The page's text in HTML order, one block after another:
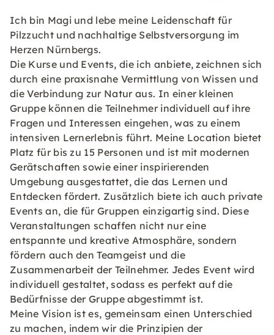
Ich bin Magi und lebe meine Leidenschaft für
Pilzzucht und nachhaltige Selbstversorgung im
Herzen Nürnbergs.
Die Kurse und Events, die ich anbiete, zeichnen sich
durch eine praxisnahe Vermittlung von Wissen und
die Verbindung zur Natur aus. In einer kleinen
Gruppe können die Teilnehmer individuell auf ihre
Fragen und Interessen eingehen, was zu einem
intensiven Lernerlebnis führt. Meine Location bietet
Platz für bis zu 15 Personen und ist mit modernen
Gerätschaften sowie einer inspirierenden
Umgebung ausgestattet, die das Lernen und
Entdecken fördert. Zusätzlich biete ich auch private
Events an, die für Gruppen einzigartig sind. Diese
Veranstaltungen schaffen nicht nur eine
entspannte und kreative Atmosphäre, sondern
fördern auch den Teamgeist und die
Zusammenarbeit der Teilnehmer. Jedes Event wird
individuell gestaltet, sodass es perfekt auf die
Bedürfnisse der Gruppe abgestimmt ist.
Meine Vision ist es, gemeinsam einen Unterschied
zu machen, indem wir die Prinzipien der